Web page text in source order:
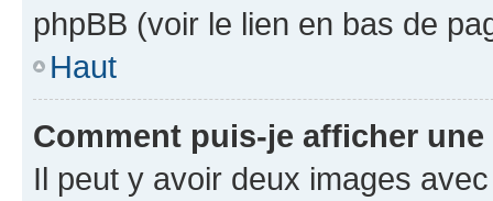
phpBB (voir le lien en bas de
Haut
Comment puis-je afficher
Il peut y avoir deux images